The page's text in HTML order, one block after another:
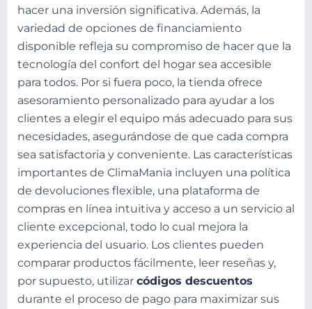
hacer una inversión significativa. Además, la
variedad de opciones de financiamiento
disponible refleja su compromiso de hacer que la
tecnología del confort del hogar sea accesible
para todos. Por si fuera poco, la tienda ofrece
asesoramiento personalizado para ayudar a los
clientes a elegir el equipo más adecuado para sus
necesidades, asegurándose de que cada compra
sea satisfactoria y conveniente. Las características
importantes de ClimaMania incluyen una política
de devoluciones flexible, una plataforma de
compras en línea intuitiva y acceso a un servicio al
cliente excepcional, todo lo cual mejora la
experiencia del usuario. Los clientes pueden
comparar productos fácilmente, leer reseñas y,
por supuesto, utilizar códigos descuentos
durante el proceso de pago para maximizar sus